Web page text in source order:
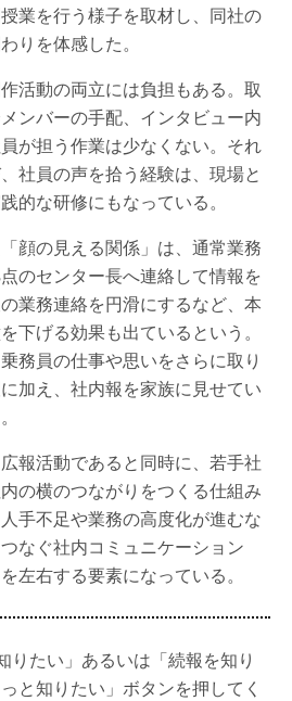
業を行う様子を取材し、同社の
りを体感した。
活動の両立には負担もある。取
ンバーの手配、インタビュー内
が担う作業は少なくない。それ
社員の声を拾う経験は、現場と
的な研修にもなっている。
顔の見える関係」は、通常業務
のセンター長へ連絡して情報を
業務連絡を円滑にするなど、本
下げる効果も出ているという。
務員の仕事や思いをさらに取り
加え、社内報を家族に見せてい
報活動であると同時に、若手社
の横のつながりをつくる仕組み
手不足や業務の高度化が進むな
なぐ社内コミュニケーション
左右する要素になっている。
りたい」あるいは「続報を知り
と知りたい」ボタンを押してく